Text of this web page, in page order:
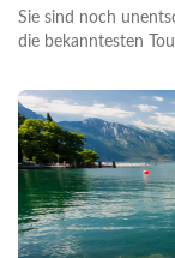
Sie sind noch
die bekanntesten